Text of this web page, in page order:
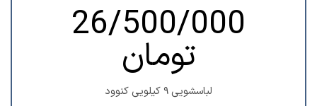
26/500/000
تومان
لباسشویی ۹ کیلویی کنوود